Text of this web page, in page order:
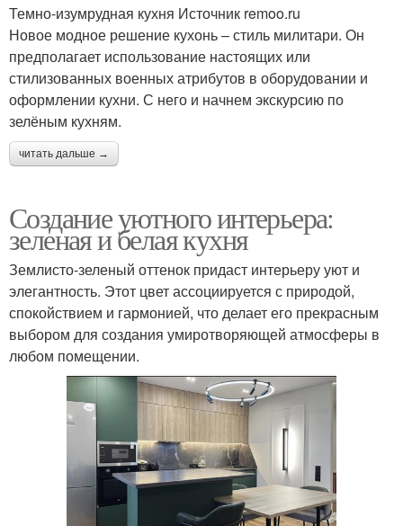
Темно-изумрудная кухня Источник remoo.ru
Новое модное решение кухонь – стиль милитари. Он
предполагает использование настоящих или
стилизованных военных атрибутов в оборудовании и
оформлении кухни. С него и начнем экскурсию по
зелёным кухням.
читать дальше →
Создание уютного интерьера:
зеленая и белая кухня
Землисто-зеленый оттенок придаст интерьеру уют и
элегантность. Этот цвет ассоциируется с природой,
спокойствием и гармонией, что делает его прекрасным
выбором для создания умиротворяющей атмосферы в
любом помещении.